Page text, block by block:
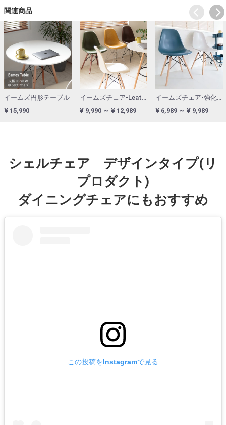
関連商品
イームズ円形テーブル
¥ 15,990
イームズチェア-Leather生地 TYPE(リプロダクト)
¥ 9,990 ～ ¥ 12,989
イームズチェア-強化樹脂 TYPE(リプロダクト)
¥ 6,989 ～ ¥ 9,989
シェルチェア デザインタイプ(リ
プロダクト)
ダイニングチェアにもおすすめ
この投稿をInstagramで見る